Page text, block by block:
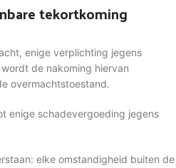
tekortkoming
enige verplichting jegens
de nakoming hiervan
overmachtstoestand.
enige schadevergoeding jegens
elke omstandigheid buiten de